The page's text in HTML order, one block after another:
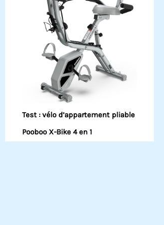
Test : vélo d’appartement pliable
Pooboo X-Bike 4 en 1